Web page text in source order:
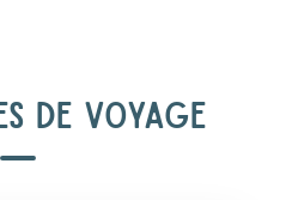
DE VOYAGE